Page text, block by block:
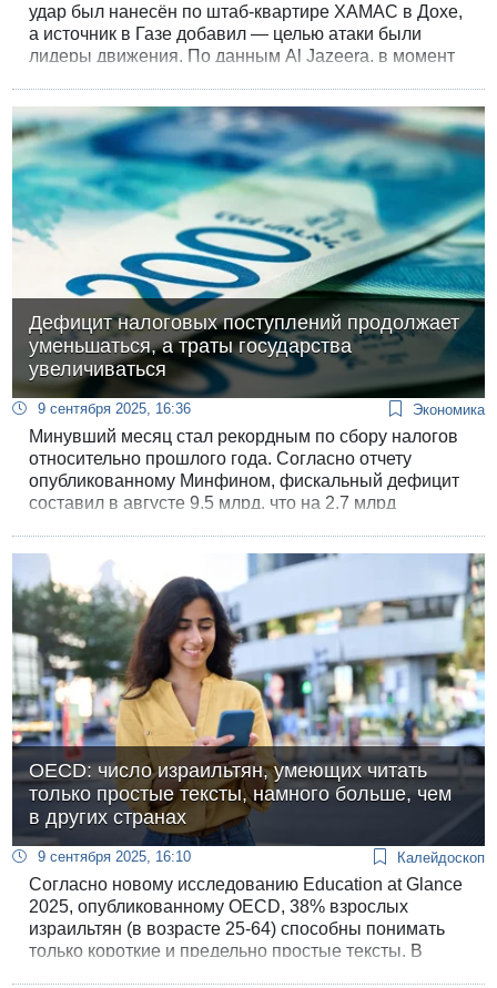
удар был нанесён по штаб-квартире ХАМАС в Дохе,
а источник в Газе добавил — целью атаки были
лидеры движения. По данным Al Jazeera, в момент
нанесение ударов.
Дефицит налоговых поступлений продолжает
уменьшаться, а траты государства
увеличиваться
9 сентября 2025, 16:36 Экономика
Минувший месяц стал рекордным по сбору налогов
относительно прошлого года. Согласно отчету
опубликованному Минфином, фискальный дефицит
составил в августе 9,5 млрд, что на 2,7 млрд
OECD: число израильтян, умеющих читать
только простые тексты, намного больше, чем
в других странах
9 сентября 2025, 16:10 Калейдоскоп
Согласно новому исследованию Education at Glance
2025, опубликованному OECD, 38% взрослых
израильтян (в возрасте 25-64) способны понимать
только короткие и предельно простые тексты. В